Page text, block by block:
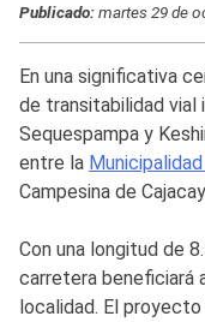
Publicado:martes 29 de
En una significativa
de transitabilidad vial
Sequespampa y
entre la
Campesina de
Con una longitud de
carretera beneficiará
localidad. El